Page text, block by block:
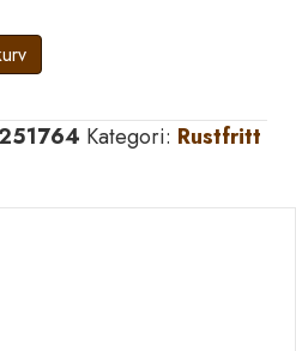
Kategori: Rustfritt